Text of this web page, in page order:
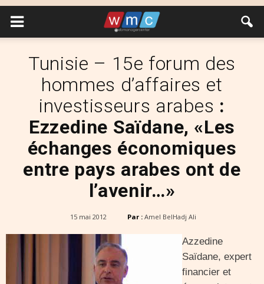
Tunisie – 15e forum des
hommes d’affaires et
investisseurs arabes :
Ezzedine Saïdane, «Les
échanges économiques
entre pays arabes ont de
l’avenir…»
15 mai 2012 Par : Amel BelHadj Ali
Azzedine
Saïdane, expert
financier et